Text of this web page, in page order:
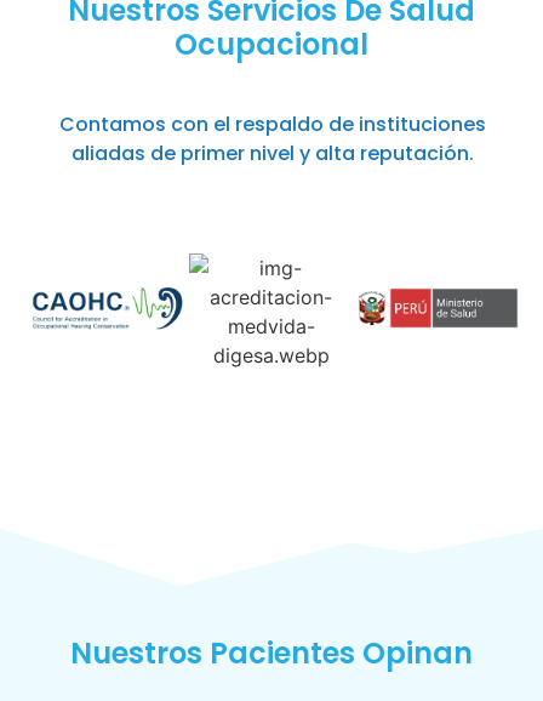
Nuestros Servicios De Salud
Ocupacional
Contamos con el respaldo de instituciones
aliadas de primer nivel y alta reputación.
Nuestros Pacientes Opinan